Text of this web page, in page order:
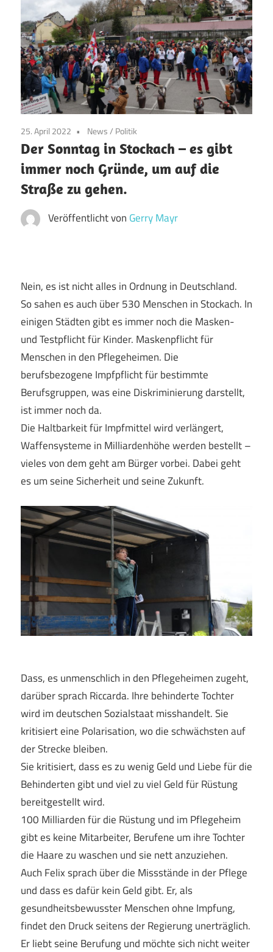
25. April 2022 News/ Politik
Der Sonntag in Stockach – es gibt
immer noch Gründe, um auf die
Straße zu gehen.
Veröffentlicht von Gerry Mayr
Nein, es ist nicht alles in Ordnung in Deutschland.
So sahen es auch über 530 Menschen in Stockach. In
einigen Städten gibt es immer noch die Masken-
und Testpflicht für Kinder. Maskenpflicht für
Menschen in den Pflegeheimen. Die
berufsbezogene Impfpflicht für bestimmte
Berufsgruppen, was eine Diskriminierung darstellt,
ist immer noch da.
Die Haltbarkeit für Impfmittel wird verlängert,
Waffensysteme in Milliardenhöhe werden bestellt –
vieles von dem geht am Bürger vorbei. Dabei geht
es um seine Sicherheit und seine Zukunft.
Dass, es unmenschlich in den Pflegeheimen zugeht,
darüber sprach Riccarda. Ihre behinderte Tochter
wird im deutschen Sozialstaat misshandelt. Sie
kritisiert eine Polarisation, wo die schwächsten auf
der Strecke bleiben.
Sie kritisiert, dass es zu wenig Geld und Liebe für die
Behinderten gibt und viel zu viel Geld für Rüstung
bereitgestellt wird.
100 Milliarden für die Rüstung und im Pflegeheim
gibt es keine Mitarbeiter, Berufene um ihre Tochter
die Haare zu waschen und sie nett anzuziehen.
Auch Felix sprach über die Missstände in der Pflege
und dass es dafür kein Geld gibt. Er, als
gesundheitsbewusster Menschen ohne Impfung,
findet den Druck seitens der Regierung unerträglich.
Er liebt seine Berufung und möchte sich nicht weiter